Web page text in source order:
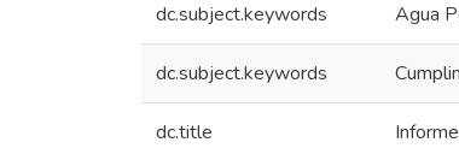
dc.subject.keywords Agua
dc.subject.keywords
dc.title